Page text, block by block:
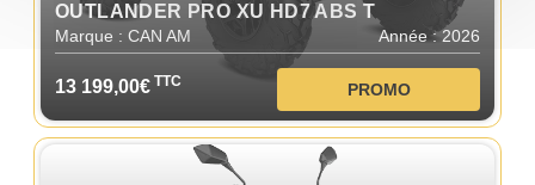
OUTLANDER PRO XU HD7 ABS T
Marque : CAN AM Année : 2026
13 199,00€ TTC PROMO